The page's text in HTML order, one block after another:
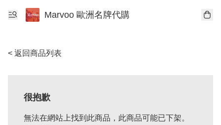
Marvoo 歐洲名牌代購
< 返回商品列表
很抱歉
無法在網站上找到此商品，此商品可能已下架。